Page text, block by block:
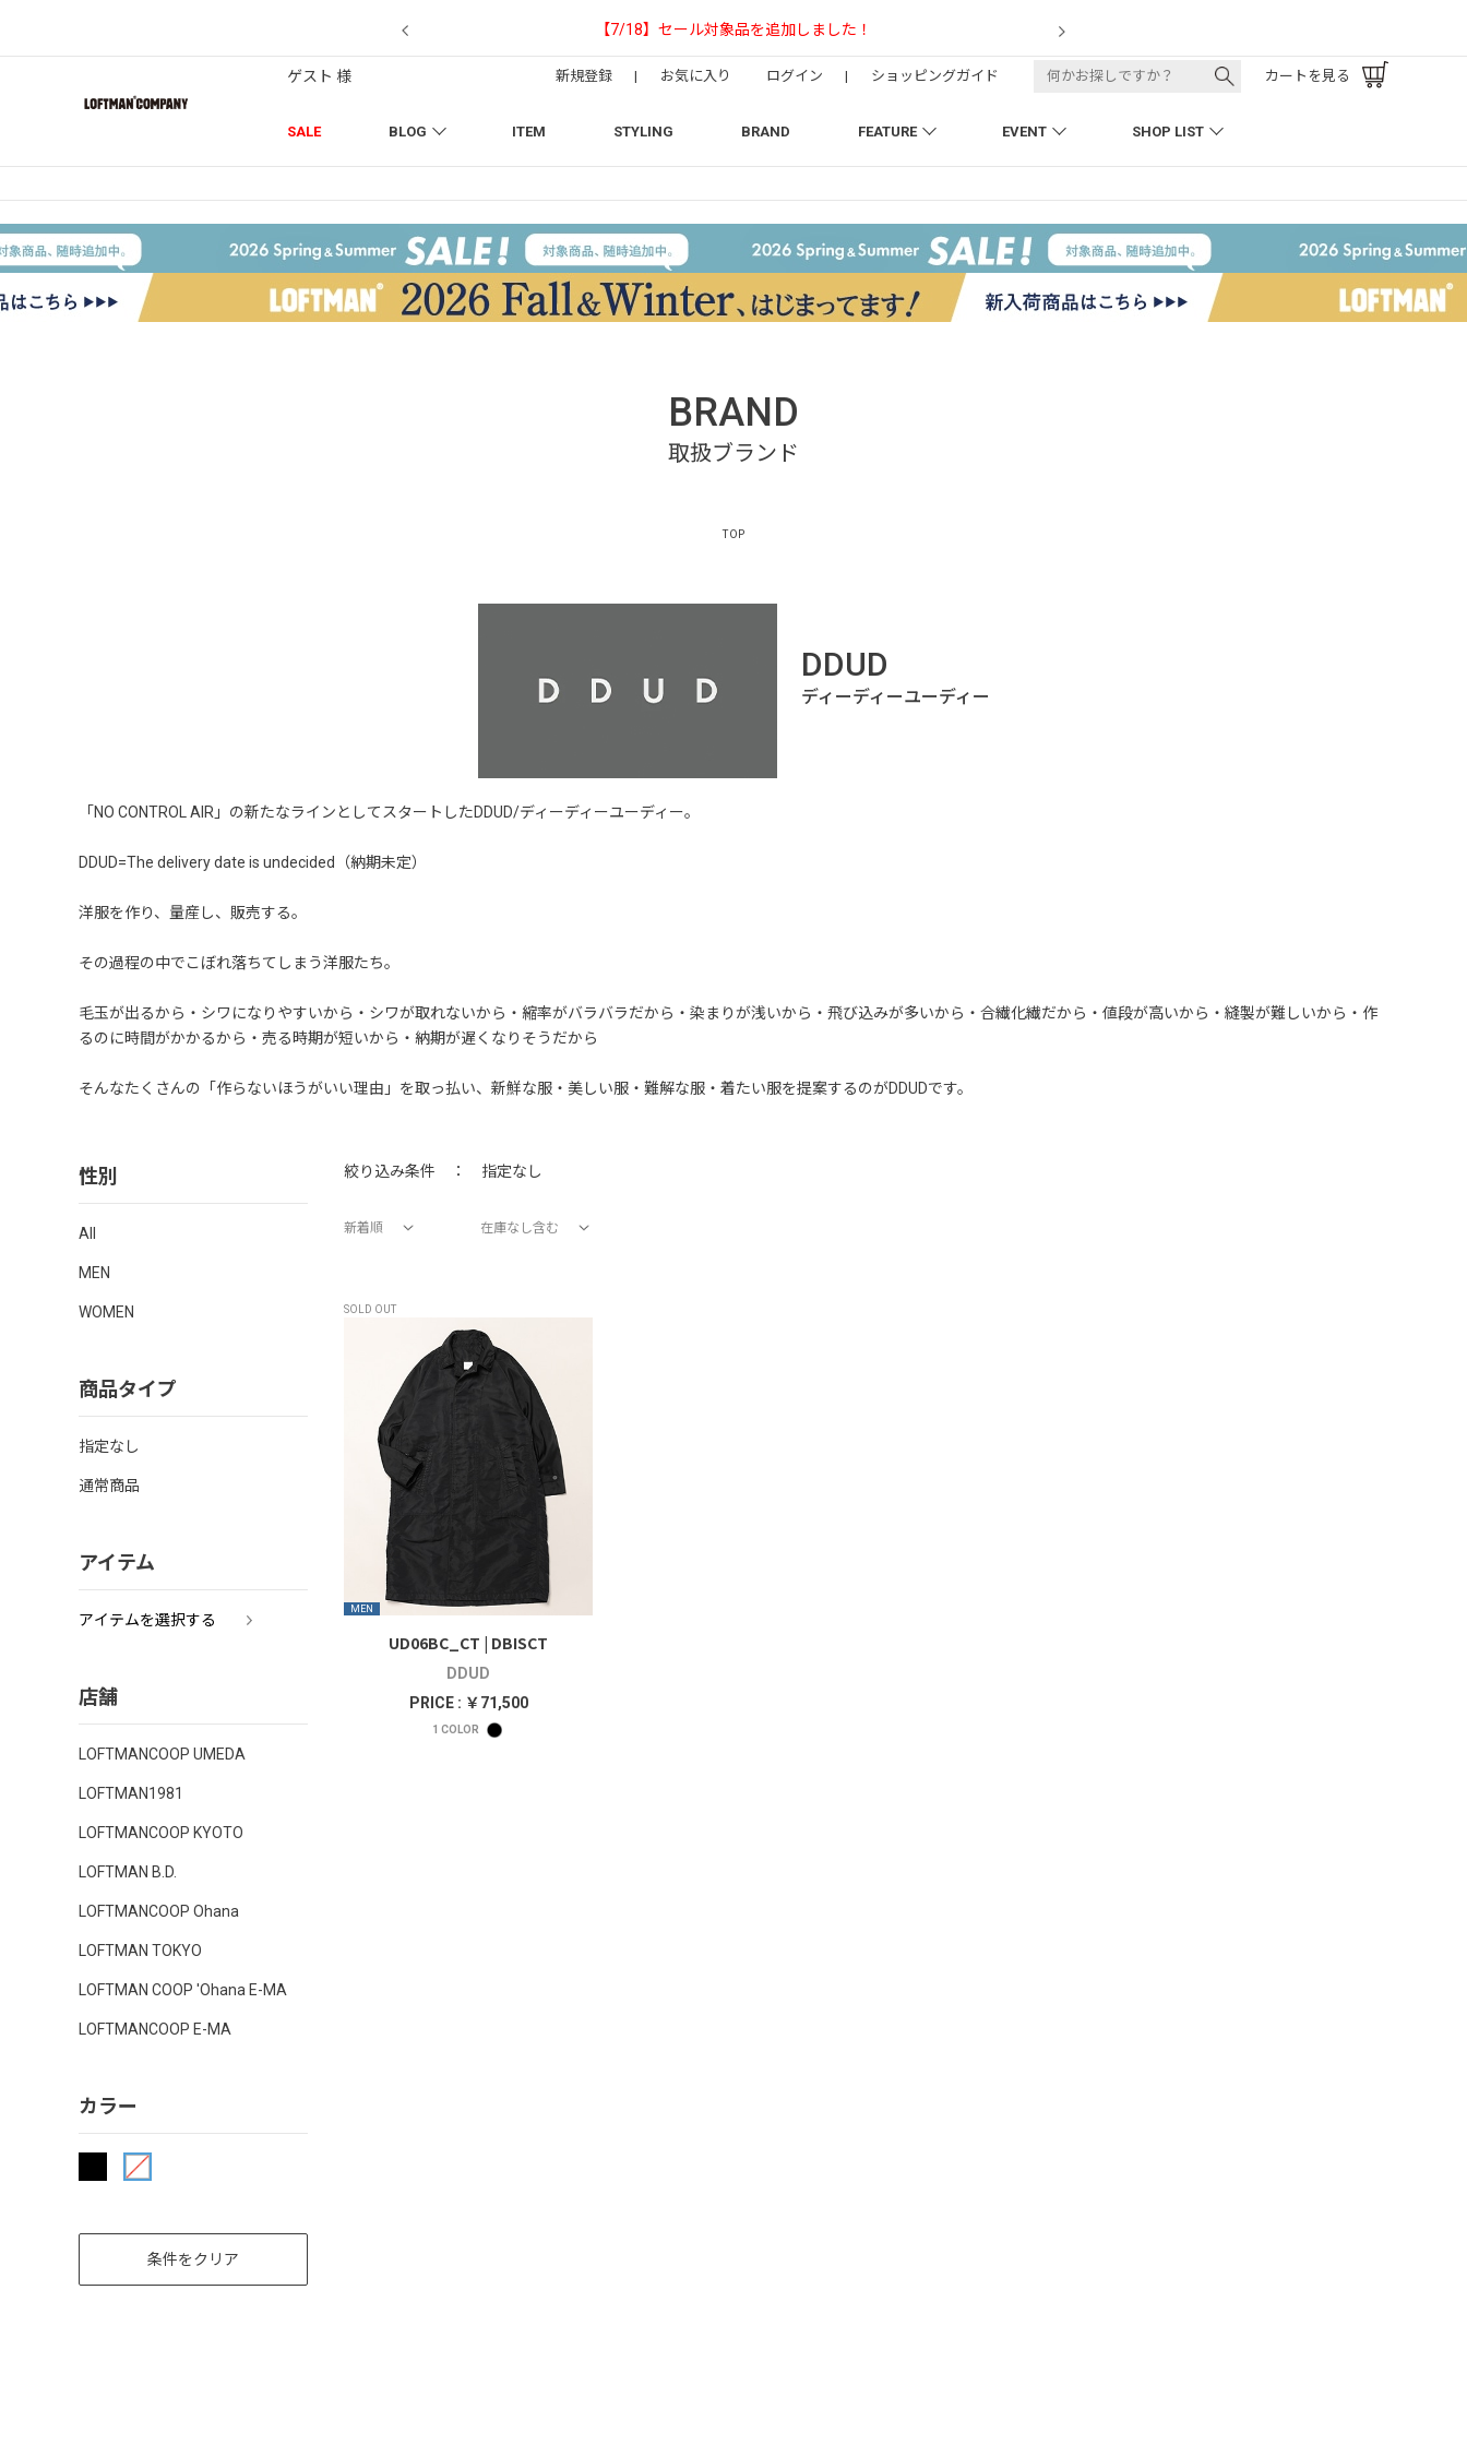
【NEEDLESの別注】50周年 H.D. Track Pant
SALE BLOG ITEM STYLING BRAND FEATURE EVENT SHOP LIST
ゲスト 様 新規登録 | お気に入り ログイン | ショッピングガイド カートを見る
BRAND
TOP
DDUD
「NO CONTROL AIR」の新たなラインとしてスタートしたDDUD/ディーディーユーディー。
DDUD=The delivery date is undecided（納期未定）
洋服を作り、量産し、販売する。
その過程の中でこぼれ落ちてしまう洋服たち。
毛玉が出るから・シワになりやすいから・シワが取れないから・縮率がバラバラだから・染まりが浅いから・飛び込みが多いから・合繊化繊だから・値段が高いから・縫製が難しいから・作
るのに時間がかかるから・売る時期が短いから・納期が遅くなりそうだから
そんなたくさんの「作らないほうがいい理由」を取っ払い、新鮮な服・美しい服・難解な服・着たい服を提案するのがDDUDです。
性別
All
MEN
WOMEN
商品タイプ
指定なし
通常商品
アイテム
アイテムを選択する
店舗
LOFTMANCOOP UMEDA
LOFTMAN1981
LOFTMANCOOP KYOTO
LOFTMAN B.D.
LOFTMANCOOP Ohana
LOFTMAN TOKYO
LOFTMAN COOP 'Ohana E-MA
LOFTMANCOOP E-MA
カラー
条件をクリア
絞り込み条件 ： 指定なし
新着順 在庫なし含む
SOLD OUT
MEN
UD06BC_CT | DBISCT
DDUD
PRICE : ￥71,500
1 COLOR